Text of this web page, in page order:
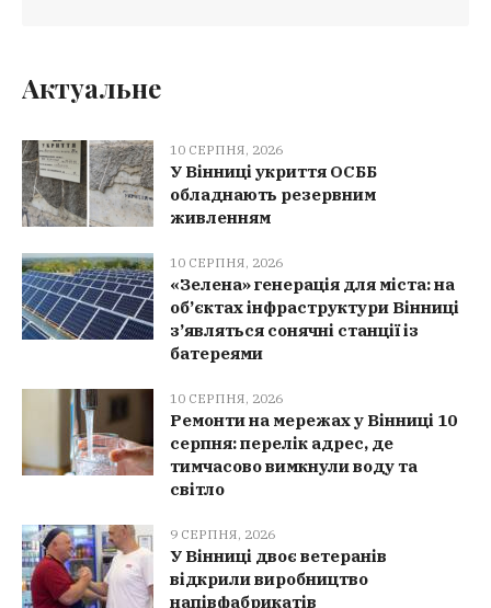
Актуальне
10 СЕРПНЯ, 2026
У Вінниці укриття ОСББ
обладнають резервним
живленням
10 СЕРПНЯ, 2026
«Зелена» генерація для міста: на
об’єктах інфраструктури Вінниці
з’являться сонячні станції із
батереями
10 СЕРПНЯ, 2026
Ремонти на мережах у Вінниці 10
серпня: перелік адрес, де
тимчасово вимкнули воду та
світло
9 СЕРПНЯ, 2026
У Вінниці двоє ветеранів
відкрили виробництво
напівфабрикатів